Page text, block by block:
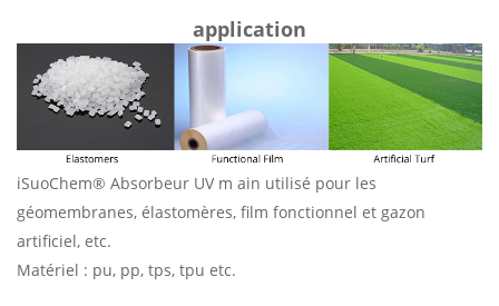
application
iSuoChem® Absorbeur UV m ain utilisé pour les
géomembranes, élastomères, film fonctionnel et gazon
artificiel, etc.
Matériel : pu, pp, tps, tpu etc.